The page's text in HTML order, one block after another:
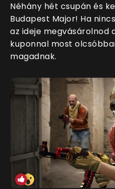
Néhány hét csupán és
Budapest Major! Ha
az ideje megvásárolnod
kuponnal most
magadnak.